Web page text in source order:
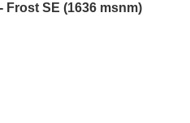
SE (1636 msnm)